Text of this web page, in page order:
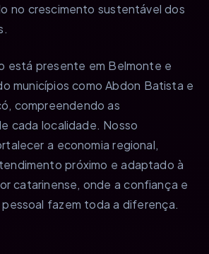
no crescimento sustentável dos
está presente em Belmonte e
municípios como Abdon Batista e
compreendendo as
cada localidade. Nosso
a economia regional,
próximo e adaptado à
catarinense, onde a confiança e
fazem toda a diferença.